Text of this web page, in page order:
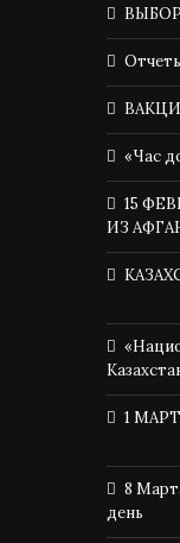
«Час
15
ИЗ
1
8
день